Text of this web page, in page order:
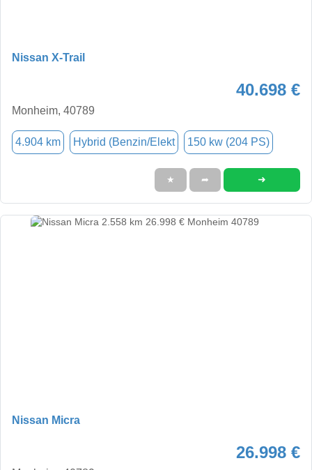
Nissan X-Trail
40.698 €
Monheim, 40789
4.904 km Hybrid (Benzin/Elekt 150 kw (204 PS)
★ ➦ ➜
Nissan Micra
26.998 €